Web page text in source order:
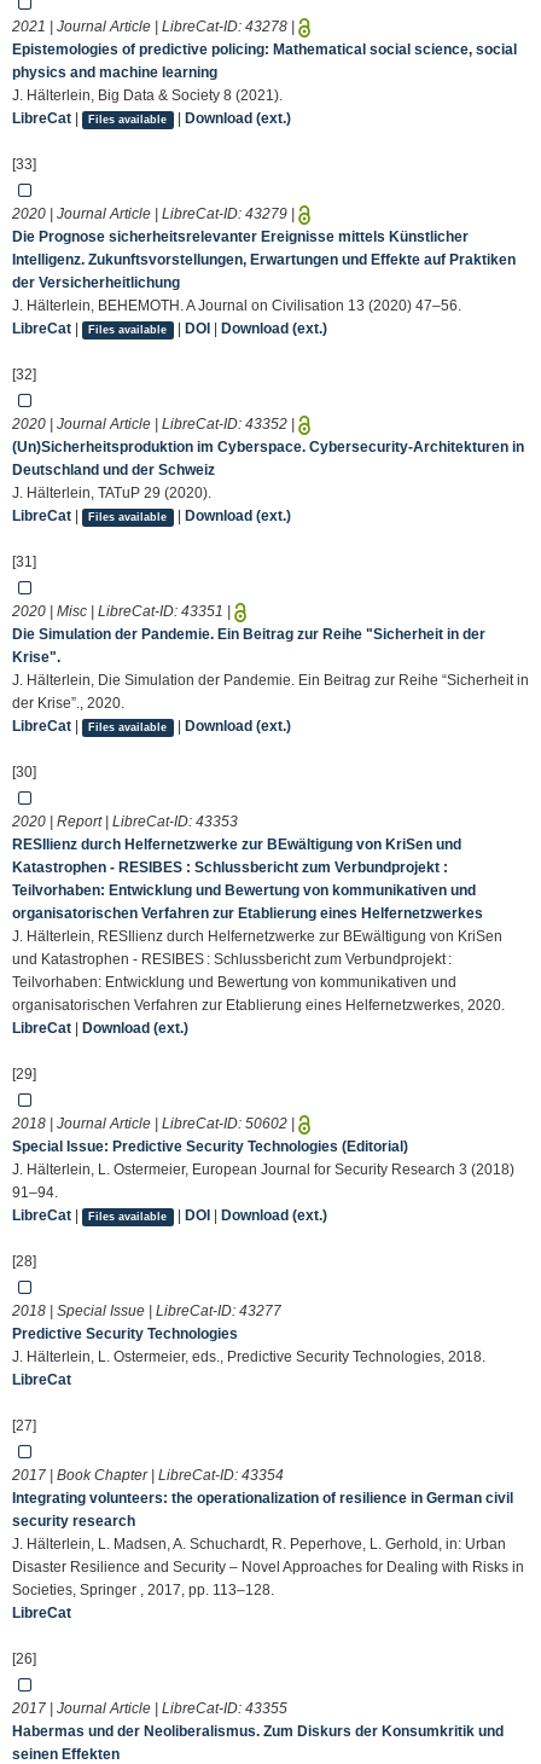
2021 | Journal Article | LibreCat-ID: 43278
Epistemologies of predictive policing: Mathematical social science, social
physics and machine learning
J. Hälterlein, Big Data & Society 8 (2021).
LibreCat
Files available | Download (ext.)
[33]
2020 | Journal Article | LibreCat-ID: 43279
Die Prognose sicherheitsrelevanter Ereignisse mittels Künstlicher
Intelligenz. Zukunftsvorstellungen, Erwartungen und Effekte auf Praktiken
der Versicherheitlichung
J. Hälterlein, BEHEMOTH. A Journal on Civilisation 13 (2020) 47–56.
LibreCat
Files available | DOI Download (ext.)
[32]
2020 | Journal Article | LibreCat-ID: 43352
(Un)Sicherheitsproduktion im Cyberspace. Cybersecurity-Architekturen in
Deutschland und der Schweiz
J. Hälterlein, TATuP 29 (2020).
LibreCat
Files available | Download (ext.)
[31]
2020 | Misc | LibreCat-ID: 43351
Die Simulation der Pandemie. Ein Beitrag zur Reihe "Sicherheit in der
Krise".
J. Hälterlein, Die Simulation der Pandemie. Ein Beitrag zur Reihe “Sicherheit in
der Krise”., 2020.
LibreCat
Files available | Download (ext.)
[30]
2020 | Report | LibreCat-ID: 43353
RESIlienz durch Helfernetzwerke zur BEwältigung von KriSen und
Katastrophen - RESIBES : Schlussbericht zum Verbundprojekt :
Teilvorhaben: Entwicklung und Bewertung von kommunikativen und
organisatorischen Verfahren zur Etablierung eines Helfernetzwerkes
J. Hälterlein, RESIlienz durch Helfernetzwerke zur BEwältigung von KriSen
und Katastrophen - RESIBES : Schlussbericht zum Verbundprojekt :
Teilvorhaben: Entwicklung und Bewertung von kommunikativen und
organisatorischen Verfahren zur Etablierung eines Helfernetzwerkes, 2020.
LibreCat
Download (ext.)
[29]
2018 | Journal Article | LibreCat-ID: 50602
Special Issue: Predictive Security Technologies (Editorial)
J. Hälterlein, L. Ostermeier, European Journal for Security Research 3 (2018)
91–94.
LibreCat
Files available | DOI Download (ext.)
[28]
2018 | Special Issue | LibreCat-ID: 43277
Predictive Security Technologies
J. Hälterlein, L. Ostermeier, eds., Predictive Security Technologies, 2018.
LibreCat
[27]
2017 | Book Chapter | LibreCat-ID: 43354
Integrating volunteers: the operationalization of resilience in German civil
security research
J. Hälterlein, L. Madsen, A. Schuchardt, R. Peperhove, L. Gerhold, in: Urban
Disaster Resilience and Security – Novel Approaches for Dealing with Risks in
Societies, Springer , 2017, pp. 113–128.
LibreCat
[26]
2017 | Journal Article | LibreCat-ID: 43355
Habermas und der Neoliberalismus. Zum Diskurs der Konsumkritik und
seinen Effekten